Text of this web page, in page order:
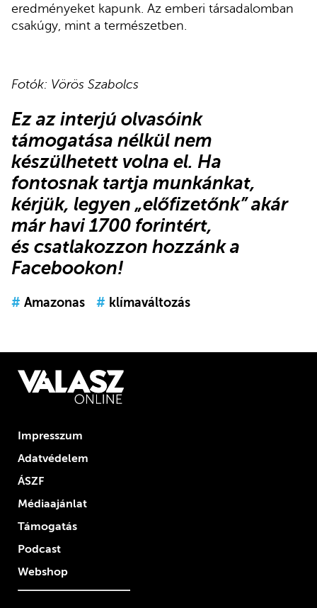
eredményeket kapunk. Az emberi társadalomban
csakúgy, mint a természetben.
Fotók: Vörös Szabolcs
Ez az interjú olvasóink
támogatása nélkül nem
készülhetett volna el. Ha
fontosnak tartja munkánkat,
kérjük, legyen „előfizetőnk”akár
már havi 1700 forintért,
és csatlakozzon hozzánk a
Facebookon!
# Amazonas # klímaváltozás
Impresszum
Adatvédelem
ÁSZF
Médiaajánlat
Támogatás
Podcast
Webshop